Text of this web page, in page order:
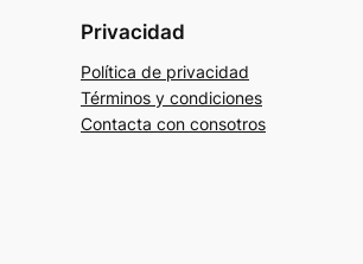
Privacidad
Política de privacidad
Términos y condiciones
Contacta con consotros